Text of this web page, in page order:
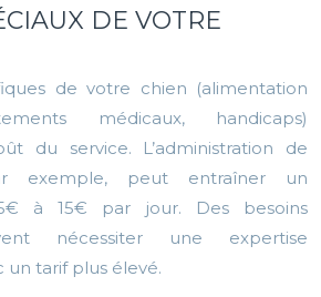
DE VOTRE
de votre chien (alimentation
médicaux, handicaps)
du service. L’administration de
exemple, peut entraîner un
à 15€ par jour. Des besoins
nécessiter une expertise
tarif plus élevé.